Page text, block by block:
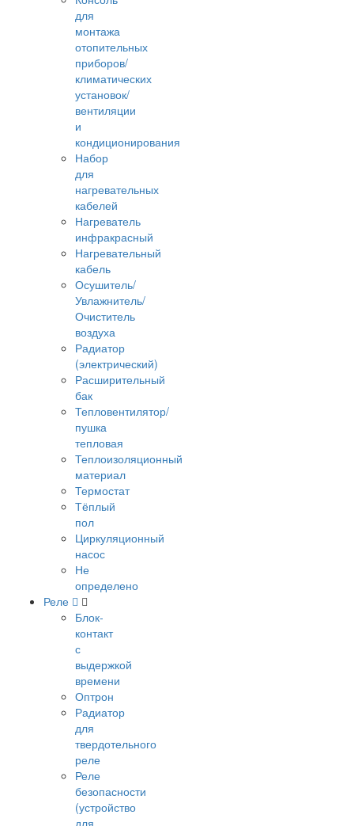
для
монтажа
отопительных
приборов/
климатических
установок/
вентиляции
и
кондиционирования
Набор
для
нагревательных
кабелей
Нагреватель
инфракрасный
Нагревательный
кабель
Осушитель/
Увлажнитель/
Очиститель
воздуха
Радиатор
(электрический)
Расширительный
бак
Тепловентилятор/
пушка
тепловая
Теплоизоляционный
материал
Термостат
Тёплый
пол
Циркуляционный
насос
Не
определено
Реле
Блок-
контакт
с
выдержкой
времени
Оптрон
Радиатор
для
твердотельного
реле
Реле
безопасности
(устройство